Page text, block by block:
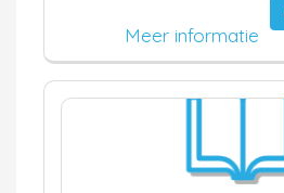
Meer informatie